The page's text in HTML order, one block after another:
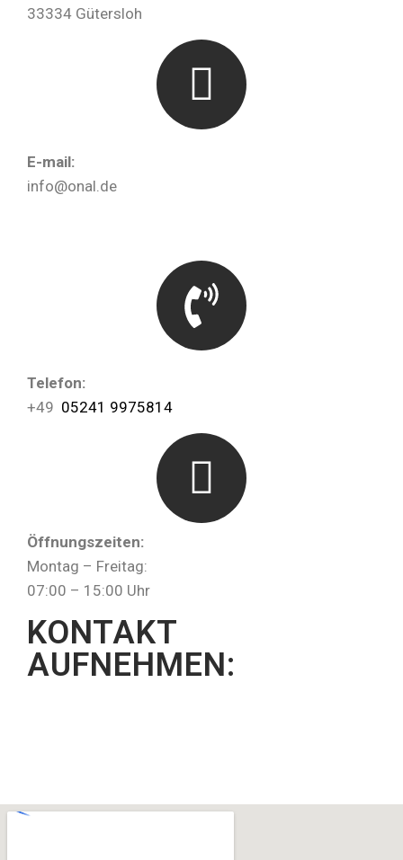
33334 Gütersloh
E-mail:
info@onal.de
Telefon:
+49 05241 9975814
Öffnungszeiten:
Montag – Freitag:
07:00 – 15:00 Uhr
KONTAKT
AUFNEHMEN: